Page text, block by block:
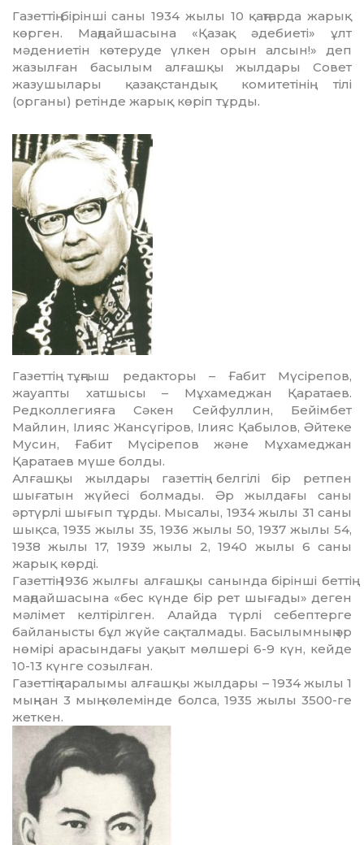
Газеттің бірінші саны 1934 жылы 10 қаңтарда жарық
көрген. Маңдайшасына «Қазақ әдебиеті» ұлт
мәдениетін көтеруде үлкен орын алсын!» деп
жазылған басылым алғашқы жылдары Совет
жазушылары қазақстандық комитетінің тілі
(органы) ретінде жарық көріп тұрды.
Газеттің тұңғыш редакторы – Ғабит Мүсірепов,
жауапты хатшысы – Мұха­мед­жан Қаратаев.
Редколлегияға Сәкен Сей­фул­лин, Бейімбет
Майлин, Ілияс Жансү­гіров, Ілияс Қабылов, Әйтеке
Мусин, Ғабит Мүсірепов және Мұха­мед­жан
Қаратаев мүше болды.
Алғашқы жылдары газеттің белгілі бір рет­пен
шығатын жүйесі болмады. Әр жыл­дағы саны
әртүрлі шығып тұрды. Мысалы, 1934 жылы 31 саны
шық­са, 1935 жылы 35, 1936 жылы 50, 1937 жылы 54,
1938 жылы 17, 1939 жы­лы 2, 1940 жылы 6 саны
жарық көрді.
Газеттің 1936 жылғы алғашқы санында бірінші беттің
маңдайшасына «бес күнде бір рет шығады» деген
мәлі­мет келтірілген. Алайда түрлі себептерге
байланысты бұл жүйе сақталмады. Басылымның әр
нөмірі арасындағы уа­қыт мөлшері 6-9 күн, кейде
10-13 күнге созылған.
Газеттің таралымы алғашқы жыл­дары – 1934 жылы 1
мыңнан 3 мың көле­мінде болса, 1935 жылы 3500-ге
жеткен.